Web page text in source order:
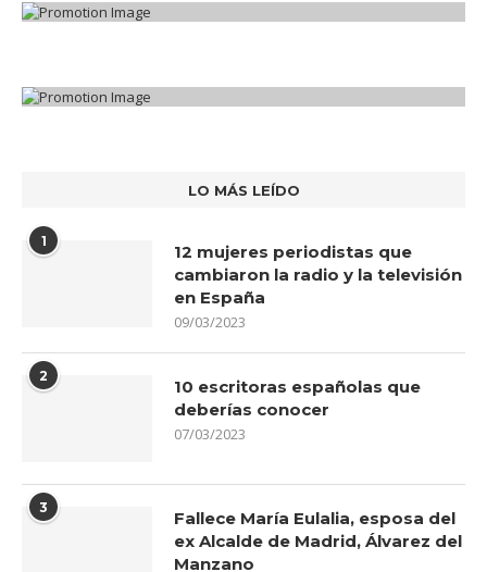
LO MÁS LEÍDO
1
12 mujeres periodistas que
cambiaron la radio y la televisión
en España
09/03/2023
2
10 escritoras españolas que
deberías conocer
07/03/2023
3
Fallece María Eulalia, esposa del
ex Alcalde de Madrid, Álvarez del
Manzano